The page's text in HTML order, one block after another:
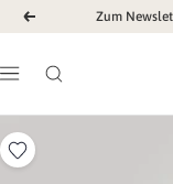
Direkt
zum
Inhalt
Zurück Zum
Navigation